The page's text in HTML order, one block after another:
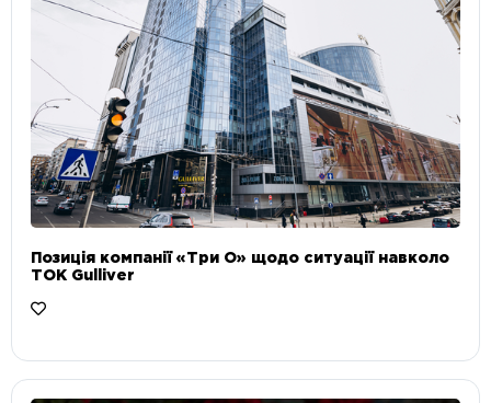
Позиція компанії «Три О» щодо ситуації навколо
ТОК Gulliver